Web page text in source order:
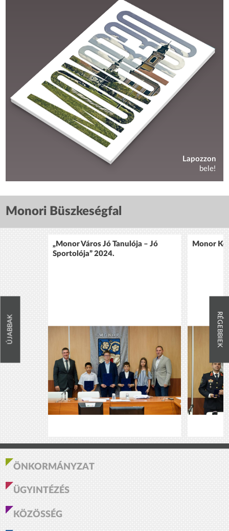
Lapozzon
bele!
Monori Büszkeségfal
ÚJABBAK
„Monor Város Jó Tanulója – Jó
Sportolója” 2024.
Monor
RÉGEBBIEK
ÖNKORMÁNYZAT
ÜGYINTÉZÉS
KÖZÖSSÉG